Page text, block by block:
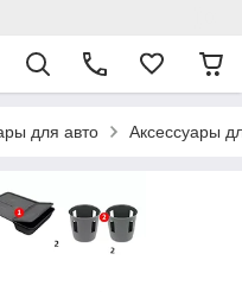
для авто Аксессуары